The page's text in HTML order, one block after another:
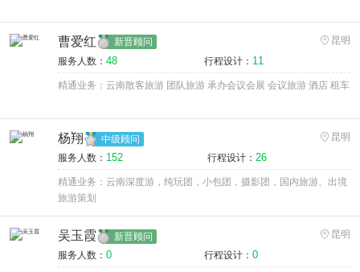
曹爱红 新晋顾问
昆明
服务人数： 48 行程设计： 11
精通业务：云南散客旅游 团队旅游 承办会议会展 会议旅游 酒店 租车
杨翔 中级顾问
昆明
服务人数： 152 行程设计： 26
精通业务：云南深度游，纯玩团，小包团，摄影团，国内旅游、出境
旅游策划
吴玉霞 新晋顾问
昆明
服务人数： 0 行程设计： 0